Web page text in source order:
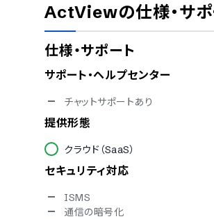
ActViewの仕様・サ
仕様・サポート
サポート・ヘルプセンター
チャットサポートあり
提供形態
クラウド（SaaS）
セキュリティ対応
ISMS
通信の暗号化